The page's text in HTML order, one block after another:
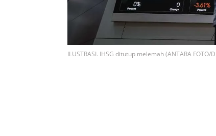
ILUSTRASI. IHSG ditutup melemah (ANTARA FOTO/